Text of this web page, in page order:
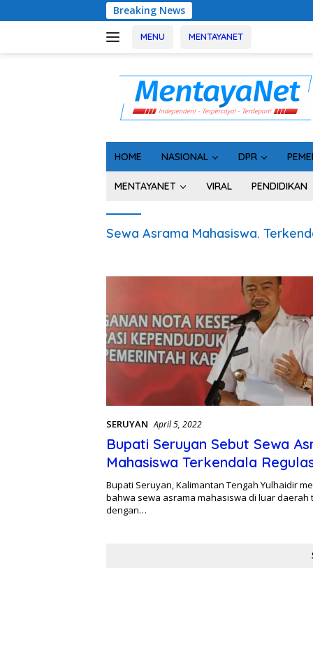
ke
Breaking News
MENU MENTAYANET
HOME NASIONAL DPR
MENTAYANET VIRAL PENDIDIKAN
Sewa Asrama Mahasiswa.
SERUYAN April 5, 2022
Bupati Seruyan Sebut Sewa
Mahasiswa Terkendala
Bupati Seruyan, Kalimantan Tengah Yulhaidir
bahwa sewa asrama mahasiswa di luar daerah
dengan…